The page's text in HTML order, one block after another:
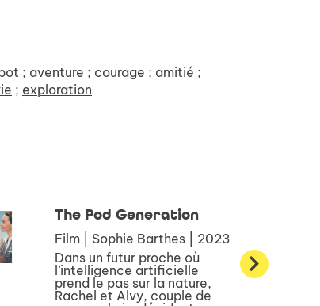
; aventure ; courage ; amitié ;
; exploration
The Pod Generation
Film | Sophie Barthes | 2023
Dans un futur proche où
l’intelligence artificielle
prend le pas sur la nature,
Rachel et Alvy, couple de